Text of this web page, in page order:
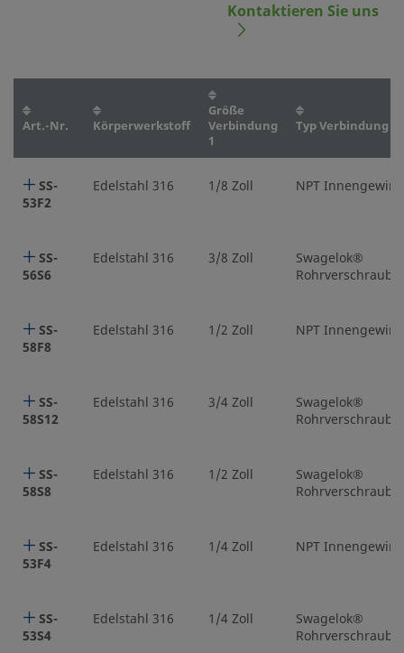
Kontaktieren Sie uns
Art.-Nr. Körperwerkstoff
Größe
Verbindung
1
Typ Verbindung 1
SS-
53F2
Edelstahl 316 1/8 Zoll NPT
SS-
56S6
Edelstahl 316 3/8 Zoll
Swagelok®
SS-
58F8
Edelstahl 316 1/2 Zoll NPT
SS-
58S12
Edelstahl 316 3/4 Zoll
Swagelok®
SS-
58S8
Edelstahl 316 1/2 Zoll
Swagelok®
SS-
53F4
Edelstahl 316 1/4 Zoll NPT
SS-
53S4
Edelstahl 316 1/4 Zoll
Swagelok®